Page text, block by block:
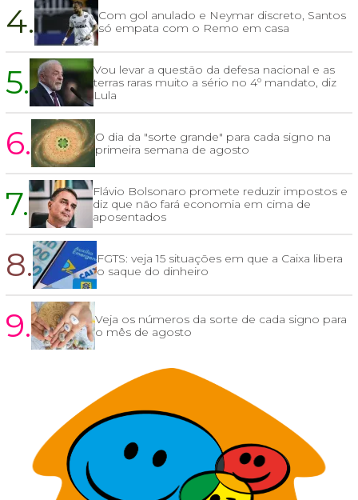
4.
Com gol anulado e Neymar discreto, Santos
só empata com o Remo em casa
5.
Vou levar a questão da defesa nacional e as
terras raras muito a sério no 4º mandato, diz
Lula
6.
O dia da "sorte grande" para cada signo na
primeira semana de agosto
7.
Flávio Bolsonaro promete reduzir impostos e
diz que não fará economia em cima de
aposentados
8.
FGTS: veja 15 situações em que a Caixa libera
o saque do dinheiro
9.
Veja os números da sorte de cada signo para
o mês de agosto